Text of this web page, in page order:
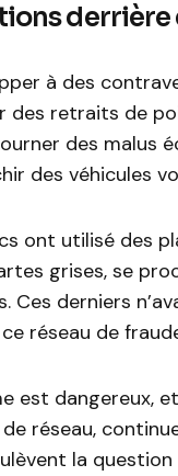
à des
des retraits de
des malus
des véhicules
ont utilisé des
grises, se
Ces derniers
réseau de
est dangereux,
réseau,
la question